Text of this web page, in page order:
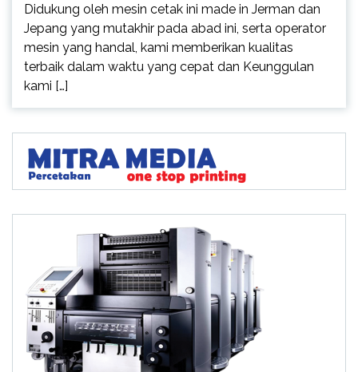
Didukung oleh mesin cetak ini made in Jerman dan
Jepang yang mutakhir pada abad ini, serta operator
mesin yang handal, kami memberikan kualitas
terbaik dalam waktu yang cepat dan Keunggulan
kami […]